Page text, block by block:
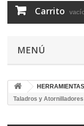
Carrito
MENÚ
HERRAMIENTAS
Taladros y